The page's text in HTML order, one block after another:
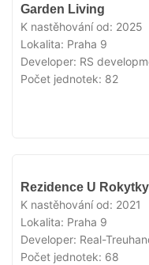
Garden Living
K nastěhování od: 2025
Lokalita: Praha 9
Developer: RS
Počet jednotek: 82
Rezidence U Rokytky
K nastěhování od: 2021
Lokalita: Praha 9
Developer: Real-
Počet jednotek: 68